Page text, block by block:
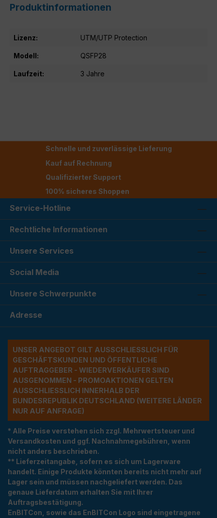
Produktinformationen
Lizenz: UTM/UTP Protection
Modell: QSFP28
Laufzeit: 3 Jahre
Schnelle und zuverlässige Lieferung
Kauf auf Rechnung
Qualifizierter Support
100% sicheres Shoppen
Service-Hotline
Rechtliche Informationen
Unsere Services
Social Media
Unsere Schwerpunkte
Adresse
UNSER ANGEBOT GILT AUSSCHLIESSLICH FÜR G
ESCHÄFTSKUNDEN UND ÖFFENTLICHE A
UFTRAGGEBER - WIEDERVERKÄUFER SIND A
USGENOMMEN - PROMOAKTIONEN GELTEN A
USSCHLIESSLICH INNERHALB DER BU
NDESREPUBLIK DEUTSCHLAND (WEITERE LÄNDER NU
R AUF ANFRAGE)
* Alle Preise verstehen sich zzgl. Mehrwertsteuer und
Versandkosten und ggf. Nachnahmegebühren, wenn
nicht anders beschrieben.
** Lieferzeitangabe, sofern es sich um Lagerware
handelt. Einige Produkte könnten bereits nicht mehr auf
Lager sein und müssen nachgeliefert werden. Das
genaue Lieferdatum erhalten Sie mit Ihrer
Auftragsbestätigung.
EnBITCon, sowie das EnBITCon Logo sind eingetragene